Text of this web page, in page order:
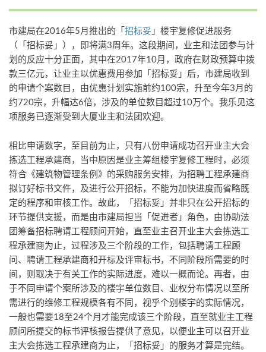
市建局在2016年5月推出的「招标妥 」楼宇复修促进服务
（「招标妥」），即将满3周年。这段期间，业主和法团参与计
划的反应十分正面，其中在2017年10月，政府在财政预算中拨
款三亿元，让业主以优惠费用参加「招标妥」后，市建局收到
的申请个案数目，由优惠计划实施前约100宗，升至今年3月的
约720宗，升幅达6倍，涉及的单位数目超过10万个。我乐见这
项服务已逐渐受到大厦业主和法团欢迎。
相比申请数字，至目前为止，只有八份申请成功召开业主大会
拣选工程承建商，当中原因是业主筹组楼宇复修工程时，必须
符合《建筑物管理条例》的采购服务安排，为招聘工程承建商
拟订好标书文件，及进行公开招标，不能为加快进度而省略既
定的程序和审核工作。故此，「招标妥」并非只在公开招标的
环节提供支援，而是由市建局担当「促进者」角色，由协助法
团筹备招标聘请工程顾问开始，直至业主召开业主大会拣选工
程承建商为止，过程涉及三个阶段的工作，包括聘请工程顾
问、聘请工程承建商和开标及评审标书，不同阶段所需要的时
间，则取决于有关工作的实际进度，难以一概而论。再者，由
于不同申请个案所涉及的楼宇单位数目、业权分布情况以至所
需进行的维修工程规模各有不同，视乎个别楼宇的实际情况，
一般也需要18至24个月才能完成该三个阶段，直至就业主工程
顾问所提交的标书评核报告提供了意见，以便业主可以召开业
主大会拣选工程承建商为止，「招标妥」的服务才算是完结。